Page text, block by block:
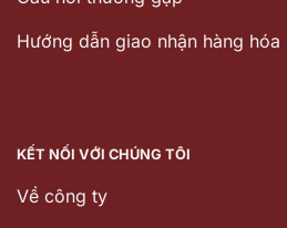
Hướng dẫn giao nhận hàng hóa
KẾT NỐI VỚI CHÚNG TÔI
Về công ty